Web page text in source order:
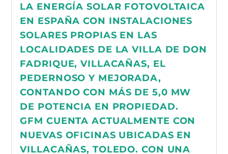
LA ENERGÍA SOLAR FOTOVOLTAICA
EN ESPAÑA CON INSTALACIONES
SOLARES PROPIAS EN LAS
LOCALIDADES DE LA VILLA DE DON
FADRIQUE, VILLACAÑAS, EL
PEDERNOSO Y MEJORADA,
CONTANDO CON MÁS DE 5,0 MW
DE POTENCIA EN PROPIEDAD.
GFM CUENTA ACTUALMENTE CON
NUEVAS OFICINAS UBICADAS EN
VILLACAÑAS, TOLEDO. CON UNA